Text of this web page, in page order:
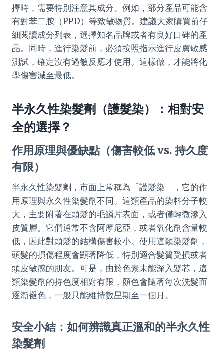
擇時，需要特別注意其成分。例如，部分產品可能含
有對苯二胺（PPD）等致敏物質。建議大家購買前仔
細閱讀成分列表，選擇知名品牌或者有良好口碑的產
品。同時，進行染髮前，必須按照指示進行皮膚敏感
測試，確定沒有過敏反應才使用。這樣做，才能將化
學傷害減至最低。
半永久性染髮劑（護髮染）：相對安
全的選擇？
作用原理與優缺點（傷害較低 vs. 持久度
有限）
半永久性染髮劑，市面上常稱為「護髮染」，它的作
用原理與永久性染髮劑不同。這類產品的染料分子較
大，主要附著在頭髮的毛鱗片表面，或者僅輕微滲入
皮質層。它們通常不含阿摩尼亞，或者氧化劑含量較
低，因此對頭髮的結構傷害較小。使用這類染髮劑，
頭髮的損傷程度會顯著降低，特別適合髮質受損或者
頭皮敏感的朋友。可是，由於色素未能深入髮芯，這
類染髮劑的持色度相對有限，顏色會隨著每次洗髮而
逐漸褪色，一般只能維持數星期至一個月。
安全小結：如何辨識真正溫和的半永久性
染髮劑